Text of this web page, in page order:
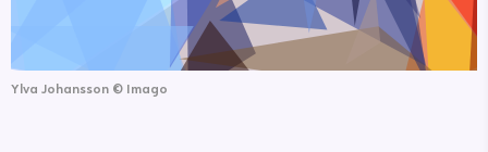
Ylva Johansson © Imago